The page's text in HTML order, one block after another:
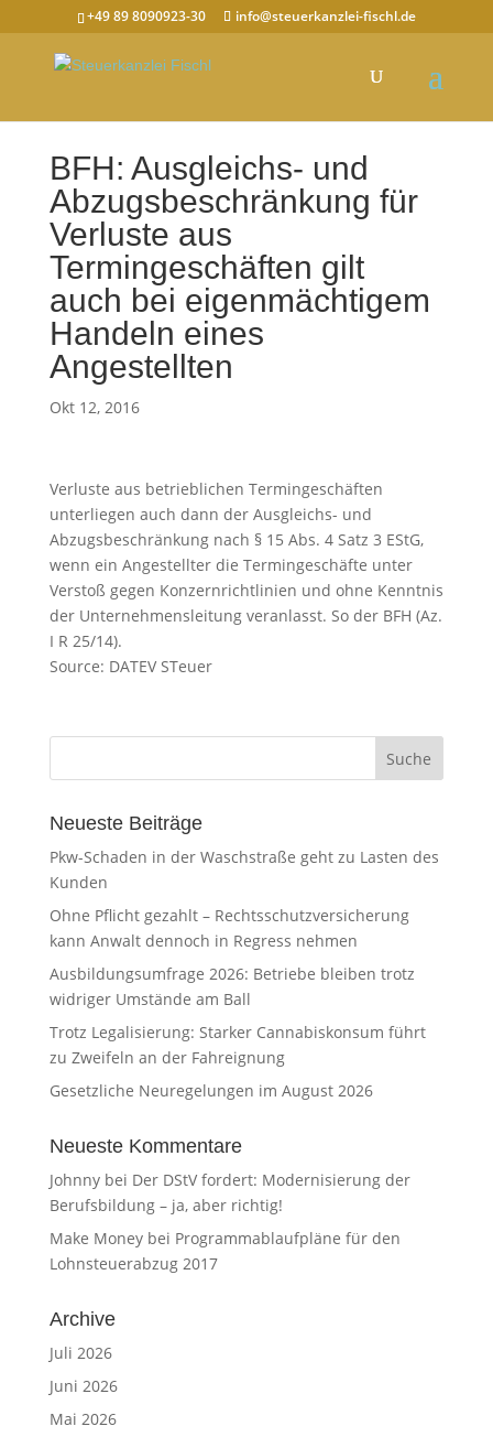
+49 89 8090923-30 info@steuerkanzlei-fischl.de
BFH: Ausgleichs- und
Abzugsbeschränkung für
Verluste aus
Termingeschäften gilt
auch bei eigenmächtigem
Handeln eines
Angestellten
Okt 12, 2016
Verluste aus betrieblichen Termingeschäften
unterliegen auch dann der Ausgleichs- und
Abzugsbeschränkung nach § 15 Abs. 4 Satz 3 EStG,
wenn ein Angestellter die Termingeschäfte unter
Verstoß gegen Konzernrichtlinien und ohne Kenntnis
der Unternehmensleitung veranlasst. So der BFH (Az.
I R 25/14).
Source: DATEV STeuer
Neueste Beiträge
Pkw-Schaden in der Waschstraße geht zu Lasten des
Kunden
Ohne Pflicht gezahlt – Rechtsschutzversicherung
kann Anwalt dennoch in Regress nehmen
Ausbildungsumfrage 2026: Betriebe bleiben trotz
widriger Umstände am Ball
Trotz Legalisierung: Starker Cannabiskonsum führt
zu Zweifeln an der Fahreignung
Gesetzliche Neuregelungen im August 2026
Neueste Kommentare
Johnnybei Der DStV fordert: Modernisierung der
Berufsbildung – ja, aber richtig!
Make Moneybei Programmablaufpläne für den
Lohnsteuerabzug 2017
Archive
Juli 2026
Juni 2026
Mai 2026